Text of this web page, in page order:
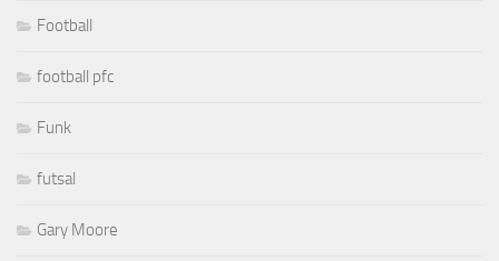
Football
football pfc
Funk
futsal
Gary Moore